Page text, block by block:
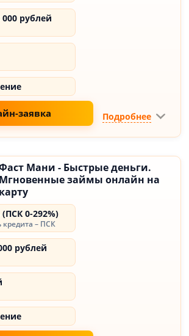
000 рублей
заявка Подробнее
Мани - Быстрые деньги.
Мгновенные займы онлайн на
карту
0-292%)
кредита – ПСК
рублей